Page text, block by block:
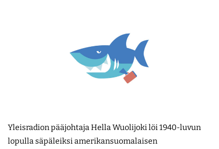
Yleisradion pääjohtaja Hella Wuolijoki löi 1940-luvun
lopulla säpäleiksi amerikansuomalaisen